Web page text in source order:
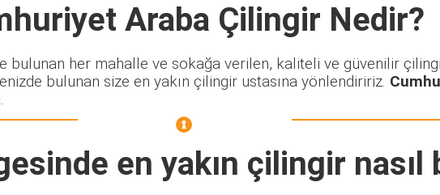
Araba Çilingir Nedir?
bulunan her mahalle ve sokağa verilen, kaliteli ve güvenilir
bulunan size en yakın çilingir ustasına yönlendiririz.
en yakın çilingir